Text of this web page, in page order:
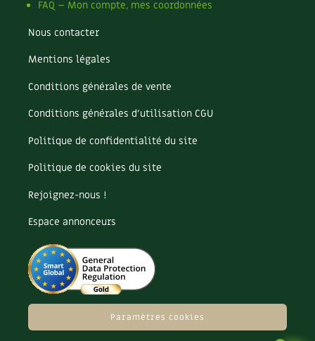
FAQ – Mon compte, mes coordonnées
Nous contacter
Mentions légales
Conditions générales de vente
Conditions générales d’utilisation CGU
Politique de confidentialité du site
Politique de cookies du site
Rejoignez-nous !
Espace annonceurs
Paramètres cookies